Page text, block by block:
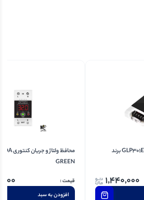
محافظ برق کولر‌گازی GLP301EVO برند
1,440,000
GREEN
افزودن به سبد